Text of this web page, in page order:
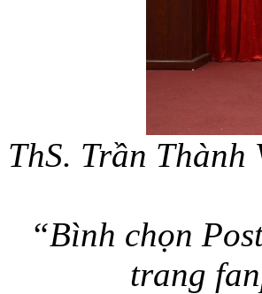
ThS. Trần
“Bình chọn
trang